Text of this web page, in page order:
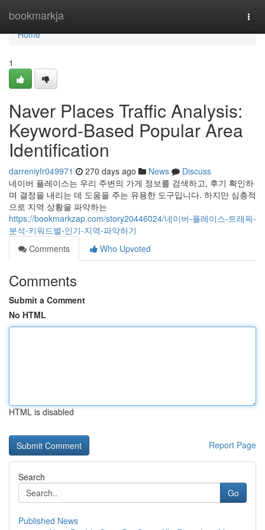
bookmarkja
Home
Home
1
Naver Places Traffic Analysis:
Keyword-Based Popular Area
Identification
darreniyfr049971 270 days ago News
Discuss
네이버 플레이스는 우리 주변의 가게 정보를 검색하고, 후기 확인하
며 결정을 내리는 데 도움을 주는 유용한 도구입니다. 하지만 심층적
으로 지역 상황을 파악하는
https://bookmarkzap.com/story20446024/네이버-플레이스-트래픽-
분석-키워드별-인기-지역-파악하기
Comments
Who Upvoted
Comments
Submit a Comment
No HTML
HTML is disabled
Report Page
Search
Go
Published News